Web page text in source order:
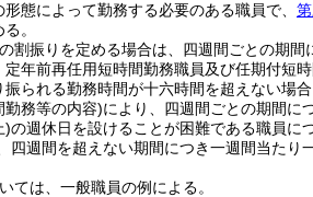
態によって勤務する必要のある職員で、
。
割振りを定める場合は、四週間ごとの期間
年前再任用短時間勤務職員及び任期付短
られる勤務時間が十六時間を超えない場合
勤務等の内容)により、四週間ごとの期間に
)の週休日を設けることが困難である職員に
四週間を超えない期間につき一週間当た
ては、一般職員の例による。